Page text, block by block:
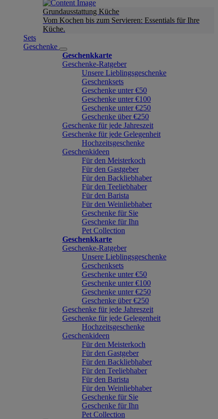
Grundausstattung Küche
Vom Kochen bis zum Servieren: Essentials für Ihre
Küche.
Sets
Geschenke
Geschenkkarte
Geschenke-Ratgeber
Unsere Lieblingsgeschenke
Geschenksets
Geschenke unter €50
Geschenke unter €100
Geschenke unter €250
Geschenke über €250
Geschenke für jede Jahreszeit
Geschenke für jede Gelegenheit
Hochzeitsgeschenke
Geschenkideen
Für den Meisterkoch
Für den Gastgeber
Für den Backliebhaber
Für den Teeliebhaber
Für den Barista
Für den Weinliebhaber
Geschenke für Sie
Geschenke für Ihn
Pet Collection
Geschenkkarte
Geschenke-Ratgeber
Unsere Lieblingsgeschenke
Geschenksets
Geschenke unter €50
Geschenke unter €100
Geschenke unter €250
Geschenke über €250
Geschenke für jede Jahreszeit
Geschenke für jede Gelegenheit
Hochzeitsgeschenke
Geschenkideen
Für den Meisterkoch
Für den Gastgeber
Für den Backliebhaber
Für den Teeliebhaber
Für den Barista
Für den Weinliebhaber
Geschenke für Sie
Geschenke für Ihn
Pet Collection